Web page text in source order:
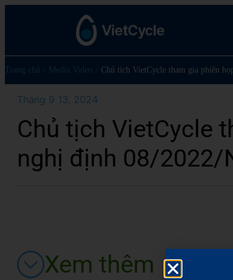
Trang chủ Media Video Chủ tịch VietCycle tham gia phiên
Tháng 9 13, 2024
Chủ tịch VietCycle
nghị định 08/2022/
Xem thêm